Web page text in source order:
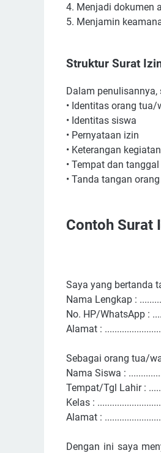
4. Menjadi dokumen
5. Menjamin
Struktur Surat
Dalam
• Identitas orang tua/
• Identitas siswa
• Pernyataan izin
• Keterangan kegiatan
• Tempat dan
• Tanda tangan
Contoh Surat
Saya yang bertanda
Nama Lengkap :
No. HP/WhatsApp :
Alamat :
Sebagai orang tua/
Nama Siswa :
Tempat/Tgl Lahir :
Kelas :
Alamat :
Dengan ini saya